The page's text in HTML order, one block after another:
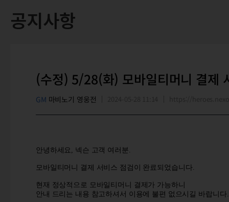
공지사항
(수정) 5/28(화) 모바일티머니 결제
GM 마비노기 영웅전
안녕하세요 , 넥슨 고객 여러분.
모바일티머니 결제 서비스 점검이 완료되었습니다.
현재 정상적으로 모바일티머니 결제가 가능하니
안내 드리는 내용 참고하셔서 이용에 불편 없으시길 바랍니다.